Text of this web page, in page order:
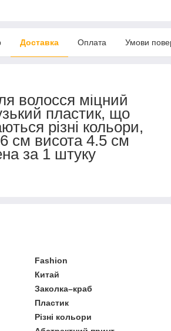
Доставка Оплата Умови
волосся міцний
пластик, що
різні кольори,
см висота 4.5 см
за 1 штуку
Fashion
Китай
Заколка–краб
Пластик
Різні кольори